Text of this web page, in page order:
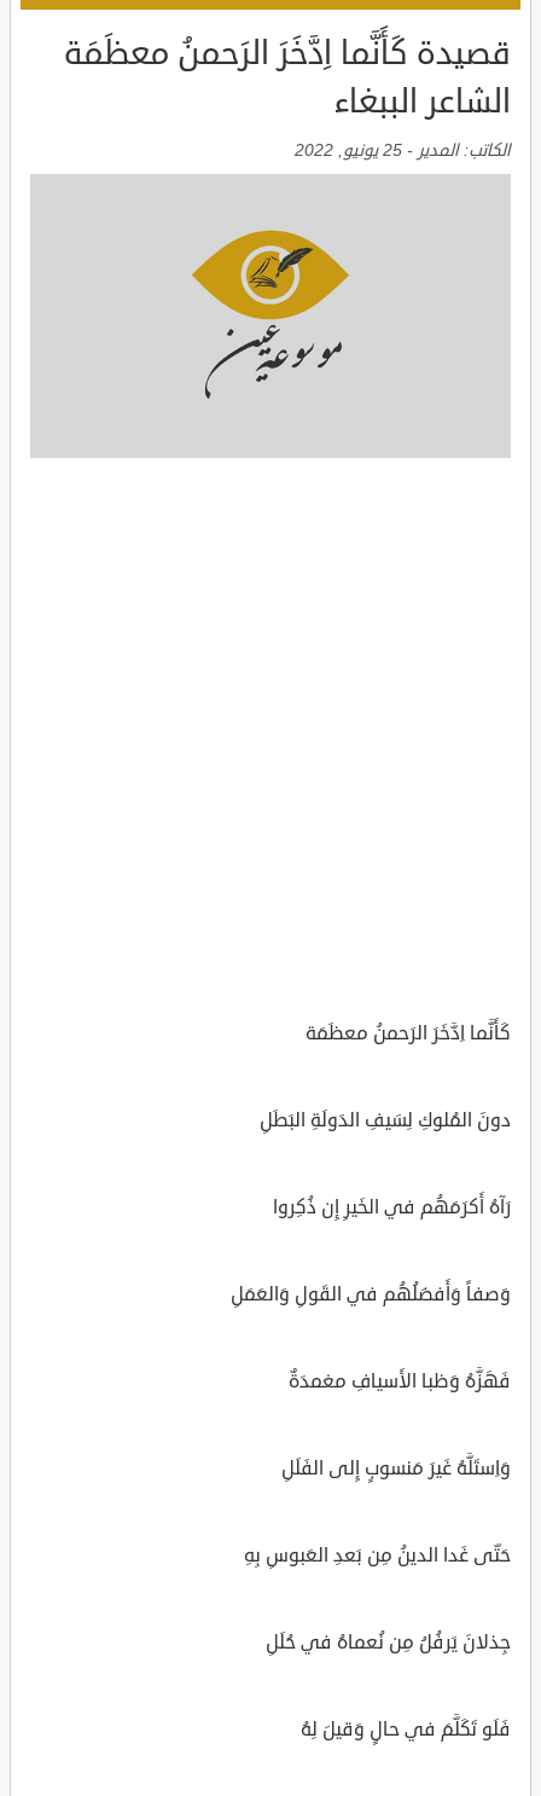
قصيدة كَأَنَّما اِدَّخَرَ الرَحمنُ معظَمَة
الشاعر الببغاء
الكاتب:المدير - 25 يونيو, 2022
كَأَنَّما اِدَّخَرَ الرَحمنُ معظَمَة
دونَ المُلوكِ لِسَيفِ الدَولَةِ البَطَلِ
رَآهُ أَكرَمَهُم في الخَيرِ إِن ذُكِروا
وَصفاً وَأَفضَلُهُم في القَولِ وَالعَمَلِ
فَهَزَّهُ وَظبا الأَسيافِ مغمدَةٌ
وَاِستَلَّهُ غَيرَ مَنسوبٍ إِلى الفَلَلِ
حَتّى غَدا الدينُ مِن بَعدِ العَبوسِ بِهِ
جِذلانَ يَرفُلُ مِن نُعماهُ في حُلَلِ
فَلَو تَكَلَّمَ في حالٍ وَقيلَ لِهُ